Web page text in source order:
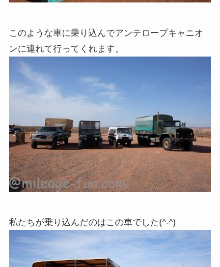
このような車に乗り込んでアンテロープキャニオ
ンに連れて行ってくれます。
私たちが乗り込んだのはこの車でした(^-^)